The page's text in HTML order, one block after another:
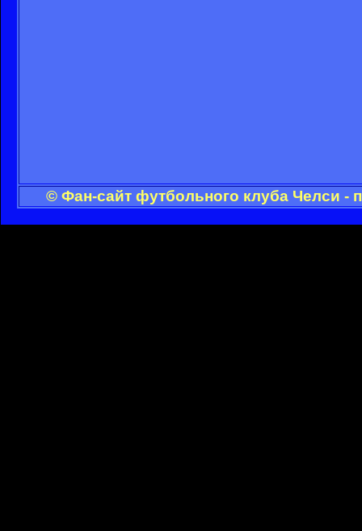
© Фан-сайт футбольного клуба Челси -